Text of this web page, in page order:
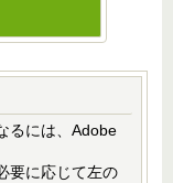
るには、Adobe
要に応じて左の